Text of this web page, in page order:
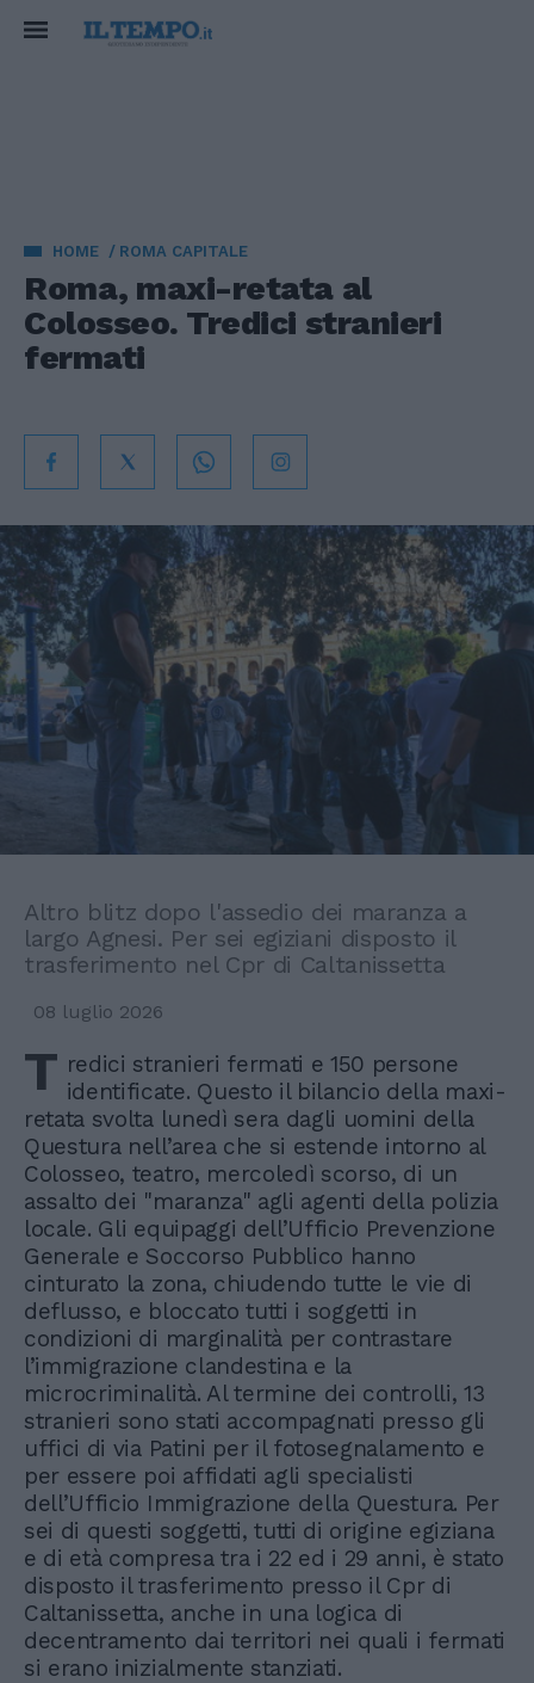
HOME ROMA CAPITALE
Roma, maxi-retata al
Colosseo. Tredici stranieri
fermati
Altro blitz dopo l'assedio dei maranza a
largo Agnesi. Per sei egiziani disposto il
trasferimento nel Cpr di Caltanissetta
08 luglio 2026
T redici stranieri fermati e 150 persone
identificate. Questo il bilancio della maxi-
retata svolta lunedì sera dagli uomini della
Questura nell’area che si estende intorno al
Colosseo, teatro, mercoledì scorso, di un
assalto dei "maranza" agli agenti della polizia
locale. Gli equipaggi dell’Ufficio Prevenzione
Generale e Soccorso Pubblico hanno
cinturato la zona, chiudendo tutte le vie di
deflusso, e bloccato tutti i soggetti in
condizioni di marginalità per contrastare
l’immigrazione clandestina e la
microcriminalità. Al termine dei controlli, 13
stranieri sono stati accompagnati presso gli
uffici di via Patini per il fotosegnalamento e
per essere poi affidati agli specialisti
dell’Ufficio Immigrazione della Questura. Per
sei di questi soggetti, tutti di origine egiziana
e di età compresa tra i 22 ed i 29 anni, è stato
disposto il trasferimento presso il Cpr di
Caltanissetta, anche in una logica di
decentramento dai territori nei quali i fermati
si erano inizialmente stanziati.